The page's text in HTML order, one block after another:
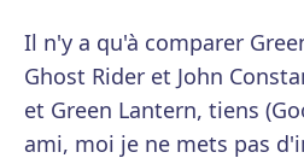
Il n'y a qu'à comparer
Ghost Rider et John
et Green Lantern, tiens
ami, moi je ne mets pas